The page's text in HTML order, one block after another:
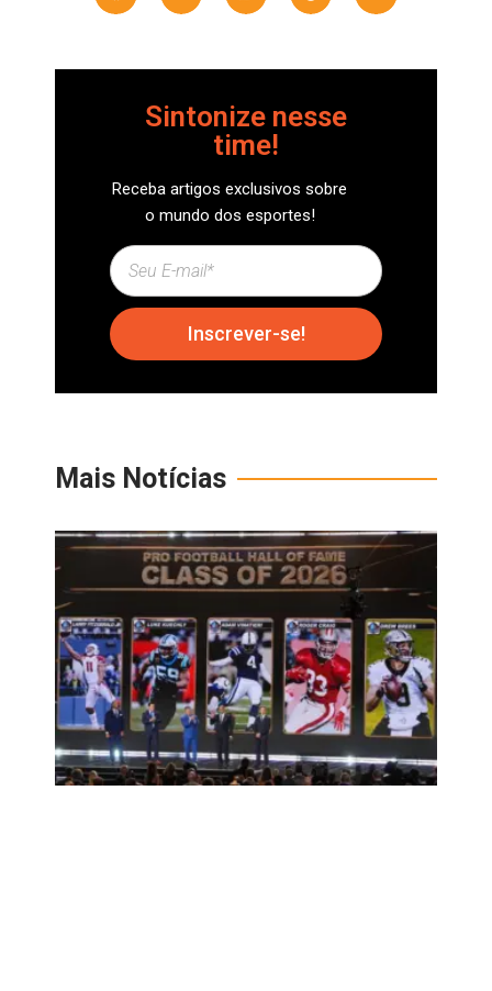
Sintonize nesse
time!
Receba artigos exclusivos sobre
o mundo dos esportes!
Inscrever-se!
Mais Notícias